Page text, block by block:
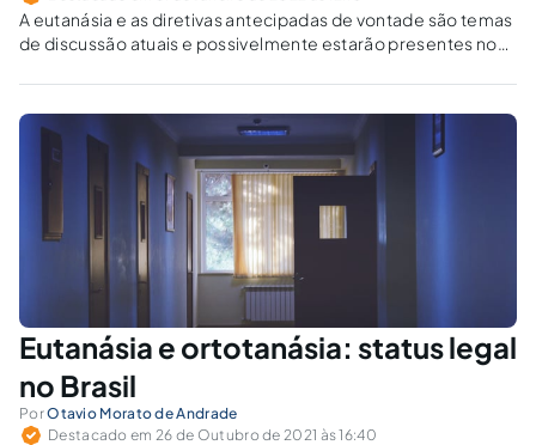
A eutanásia e as diretivas antecipadas de vontade são temas
de discussão atuais e possivelmente estarão presentes no
rápido possível, a fim de que a proibição de um não
prejudique a aplicação do outro.
Eutanásia e ortotanásia: status legal
no Brasil
PorOtavio Morato de Andrade
Destacado em 26 de Outubro de 2021 às 16:40